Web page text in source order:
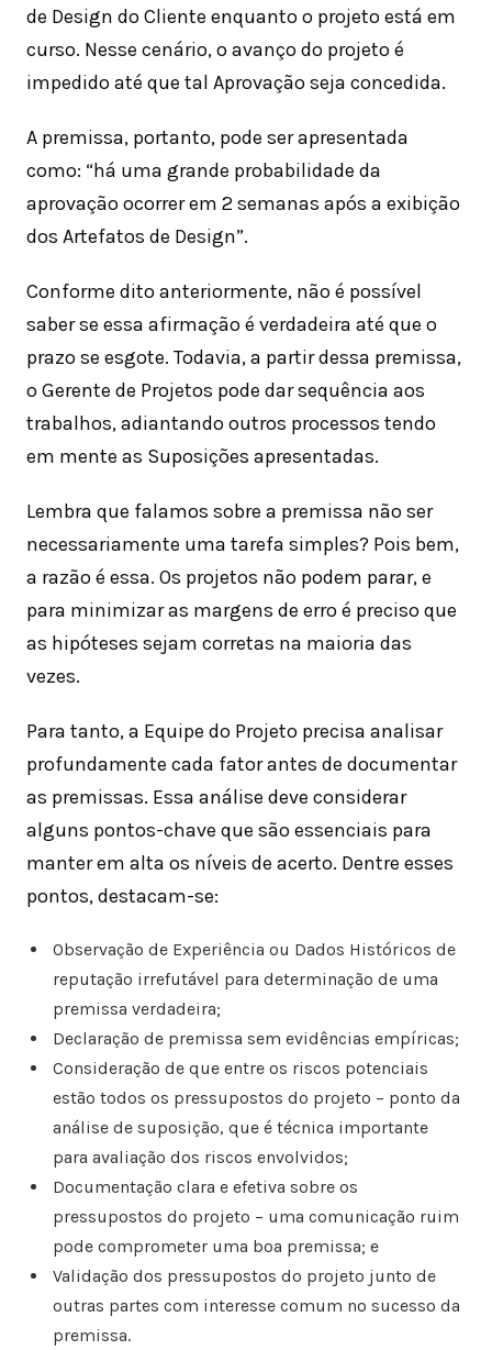
de Design do Cliente enquanto o projeto está em
curso. Nesse cenário, o avanço do projeto é
impedido até que tal Aprovação seja concedida.
A premissa, portanto, pode ser apresentada
como: “há uma grande probabilidade da
aprovação ocorrer em 2 semanas após a exibição
dos Artefatos de Design”.
Conforme dito anteriormente, não é possível
saber se essa afirmação é verdadeira até que o
prazo se esgote. Todavia, a partir dessa premissa,
o Gerente de Projetos pode dar sequência aos
trabalhos, adiantando outros processos tendo
em mente as Suposições apresentadas.
Lembra que falamos sobre a premissa não ser
necessariamente uma tarefa simples? Pois bem,
a razão é essa. Os projetos não podem parar, e
para minimizar as margens de erro é preciso que
as hipóteses sejam corretas na maioria das
vezes.
Para tanto, a Equipe do Projeto precisa analisar
profundamente cada fator antes de documentar
as premissas. Essa análise deve considerar
alguns pontos-chave que são essenciais para
manter em alta os níveis de acerto. Dentre esses
pontos, destacam-se:
Observação de Experiência ou Dados Históricos de
reputação irrefutável para determinação de uma
premissa verdadeira;
Declaração de premissa sem evidências empíricas;
Consideração de que entre os riscos potenciais
estão todos os pressupostos do projeto – ponto da
análise de suposição, que é técnica importante
para avaliação dos riscos envolvidos;
Documentação clara e efetiva sobre os
pressupostos do projeto – uma comunicação ruim
pode comprometer uma boa premissa; e
Validação dos pressupostos do projeto junto de
outras partes com interesse comum no sucesso da
premissa.